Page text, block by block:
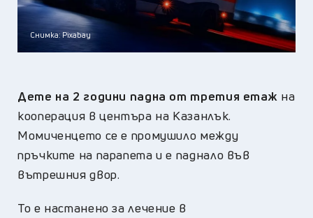
Снимка: Pixabay
Дете на 2 години падна от третия етаж на
кооперация в центъра на Казанлък.
Момиченцето се е промушило между
пръчките на парапета и е паднало във
вътрешния двор.
То е настанено за лечение в